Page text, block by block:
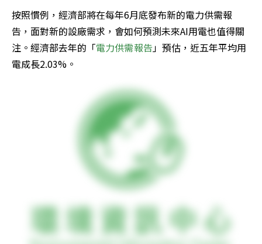
按照慣例，經濟部將在每年6月底發布新的電力供需報
告，面對新的設廠需求，會如何預測未來AI用電也值得關
注。經濟部去年的「電力供需報告」預估，近五年平均用
電成長2.03%。